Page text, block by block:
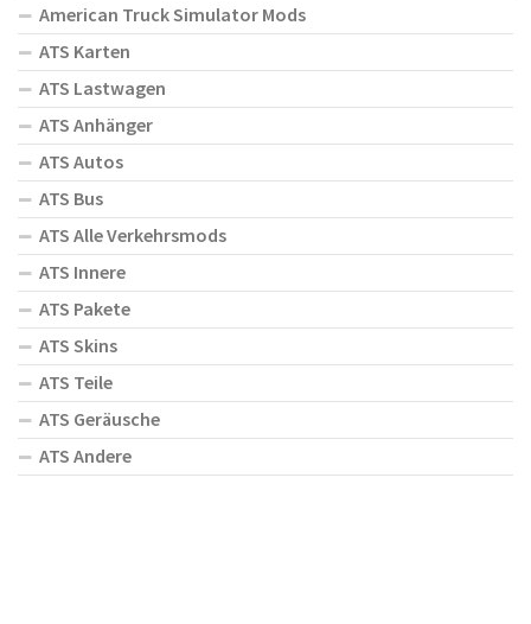
American Truck Simulator Mods
ATS Karten
ATS Lastwagen
ATS Anhänger
ATS Autos
ATS Bus
ATS Alle Verkehrsmods
ATS Innere
ATS Pakete
ATS Skins
ATS Teile
ATS Geräusche
ATS Andere